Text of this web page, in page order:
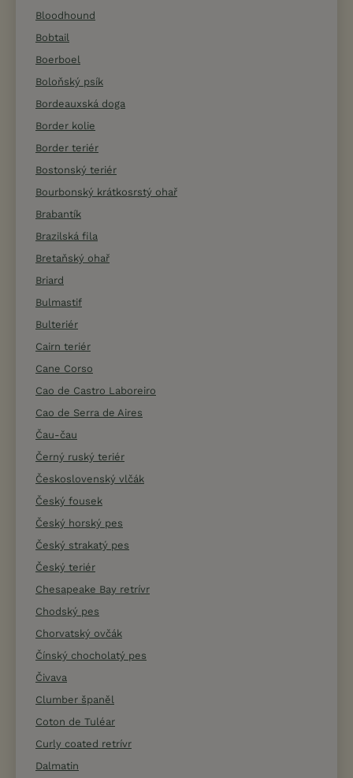
Bloodhound
Bobtail
Boerboel
Boloňský psík
Bordeauxská doga
Border kolie
Border teriér
Bostonský teriér
Bourbonský krátkosrstý ohař
Brabantík
Brazilská fila
Bretaňský ohař
Briard
Bulmastif
Bulteriér
Cairn teriér
Cane Corso
Cao de Castro Laboreiro
Cao de Serra de Aires
Čau-čau
Černý ruský teriér
Československý vlčák
Český fousek
Český horský pes
Český strakatý pes
Český teriér
Chesapeake Bay retrívr
Chodský pes
Chorvatský ovčák
Čínský chocholatý pes
Čivava
Clumber španěl
Coton de Tuléar
Curly coated retrívr
Dalmatin